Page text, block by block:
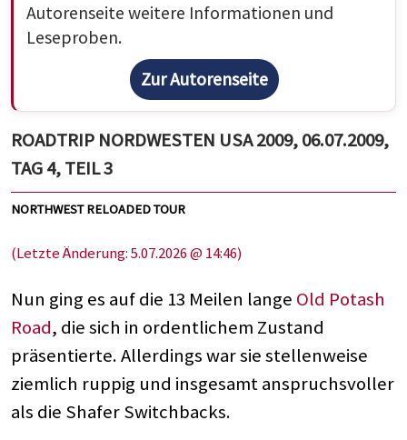
Autorenseite weitere Informationen und
Leseproben.
Zur Autorenseite
ROADTRIP NORDWESTEN USA 2009, 06.07.2009,
TAG 4, TEIL 3
NORTHWEST RELOADED TOUR
(Letzte Änderung: 5.07.2026 @ 14:46)
Nun ging es auf die 13 Meilen lange Old Potash
Road, die sich in ordentlichem Zustand
präsentierte. Allerdings war sie stellenweise
ziemlich ruppig und insgesamt anspruchsvoller
als die Shafer Switchbacks.